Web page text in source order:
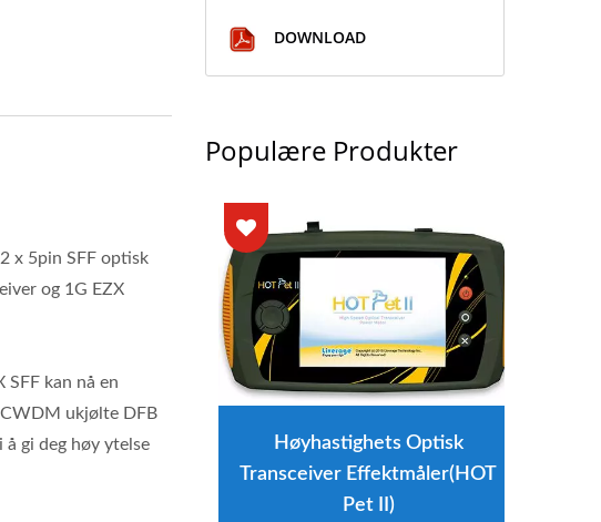
x 5pin SFF optisk
og 1G EZX
SFF kan nå en
CWDM ukjølte DFB
gi deg høy ytelse
DOWNLOAD
Populære Produkter
X1 Mini
Høyhastighets Optisk
Transceiver Effektmåler(HOT
Pet II)